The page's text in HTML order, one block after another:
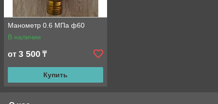
Манометр 0.6 МПа ф60
В наличии
от 3 500 ₸
Купить